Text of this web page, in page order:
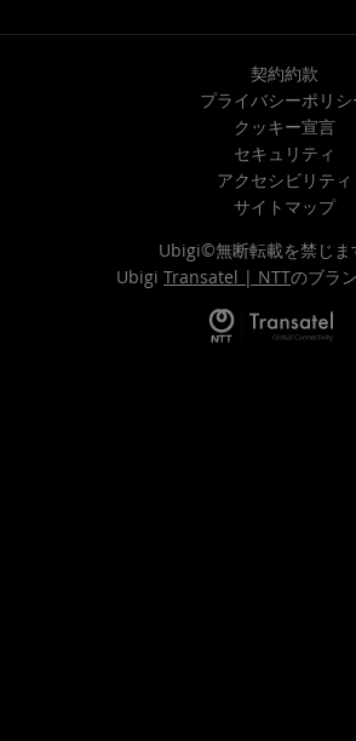
契約約款
プライバシーポリシ
クッキー宣言
セキュリティ
アクセシビリティ
サイトマップ
Ubigi©無断転載を禁じま
Ubigi Transatel | NTTのブラ